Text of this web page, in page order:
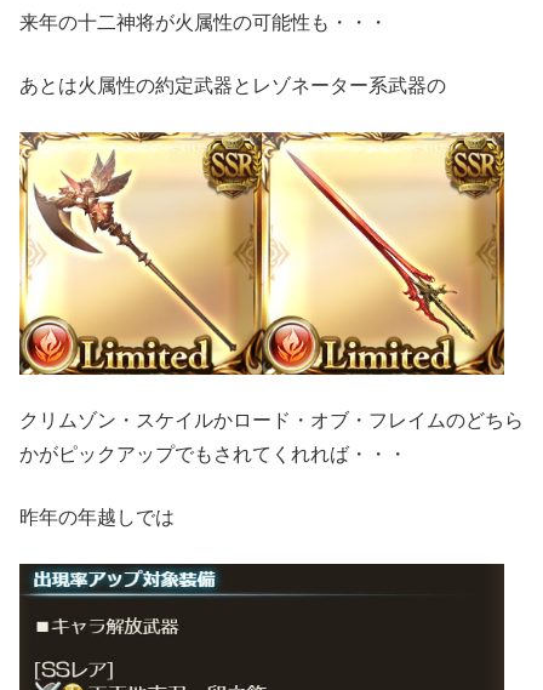
来年の十二神将が火属性の可能性も・・・
あとは火属性の約定武器とレゾネーター系武器の
クリムゾン・スケイルかロード・オブ・フレイムのどちら
かがピックアップでもされてくれれば・・・
昨年の年越しでは